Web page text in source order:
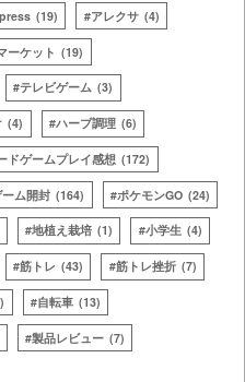
(19) アレクサ (4)
ーケット (19)
テレビゲーム (3)
(4) ハーブ調理 (6)
ドゲームプレイ感想 (172)
ム開封 (164) ポケモンGO (24)
地植え栽培 (1) 小学生 (4)
筋トレ (43) 筋トレ挫折 (7)
自転車 (13)
製品レビュー (7)